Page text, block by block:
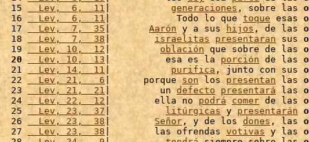
15
  Lev,  6,  11
| generaciones , sobre las
16
  Lev,  6,  11
|            Todo lo que toque esas
17
  Lev,  7,  35
| Aarón y a sus hijos, de las
18
  Lev,  7,  38
| israelitas presentaran sus
19
  Lev, 10,  12
| oblación que sobre de las
20
  Lev, 10,  13
|          esa es la porción de las
21
  Lev, 14,  11
| purifica, junto con sus
22
  Lev, 21,   6
|      porque son los presentan las
23
  Lev, 21,  21
|         un defecto presentará las
24
  Lev, 22,  12
|        ella no podrá comer de las
25
  Lev, 23,  37
| litúrgicas y presentarán
26
  Lev, 23,  38
| Señor, y de los dones, las
27
  Lev, 23,  38
|        las ofrendas votivas y las